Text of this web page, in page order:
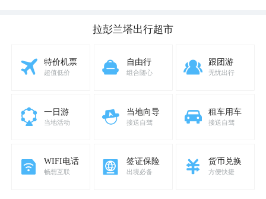
拉彭兰塔出行超市
特价机票
超值低价
自由行
组合随心
跟团游
无忧出行
一日游
当地活动
当地向导
接送自驾
租车用车
接送自驾
WIFI电话
畅想互联
签证保险
出境必备
货币兑换
方便快捷